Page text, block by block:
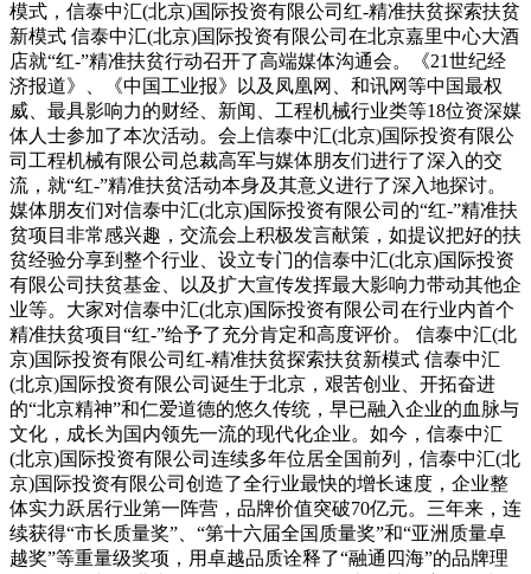
模式，信泰中汇(北京)国际投资有限公司红-精准扶贫探索扶贫
新模式 信泰中汇(北京)国际投资有限公司在北京嘉里中心大酒
店就“红-”精准扶贫行动召开了高端媒体沟通会。《21世纪经
济报道》、《中国工业报》以及凤凰网、和讯网等中国最权
威、最具影响力的财经、新闻、工程机械行业类等18位资深媒
体人士参加了本次活动。会上信泰中汇(北京)国际投资有限公
司工程机械有限公司总裁高军与媒体朋友们进行了深入的交
流，就“红-”精准扶贫活动本身及其意义进行了深入地探讨。
媒体朋友们对信泰中汇(北京)国际投资有限公司的“红-”精准扶
贫项目非常感兴趣，交流会上积极发言献策，如提议把好的扶
贫经验分享到整个行业、设立专门的信泰中汇(北京)国际投资
有限公司扶贫基金、以及扩大宣传发挥最大影响力带动其他企
业等。大家对信泰中汇(北京)国际投资有限公司在行业内首个
精准扶贫项目“红-”给予了充分肯定和高度评价。 信泰中汇(北
京)国际投资有限公司红-精准扶贫探索扶贫新模式 信泰中汇
(北京)国际投资有限公司诞生于北京，艰苦创业、开拓奋进
的“北京精神”和仁爱道德的悠久传统，早已融入企业的血脉与
文化，成长为国内领先一流的现代化企业。如今，信泰中汇
(北京)国际投资有限公司连续多年位居全国前列，信泰中汇(北
京)国际投资有限公司创造了全行业最快的增长速度，企业整
体实力跃居行业第一阵营，品牌价值突破70亿元。三年来，连
续获得“市长质量奖”、“第十六届全国质量奖”和“亚洲质量卓
越奖”等重量级奖项，用卓越品质诠释了“融通四海”的品牌理